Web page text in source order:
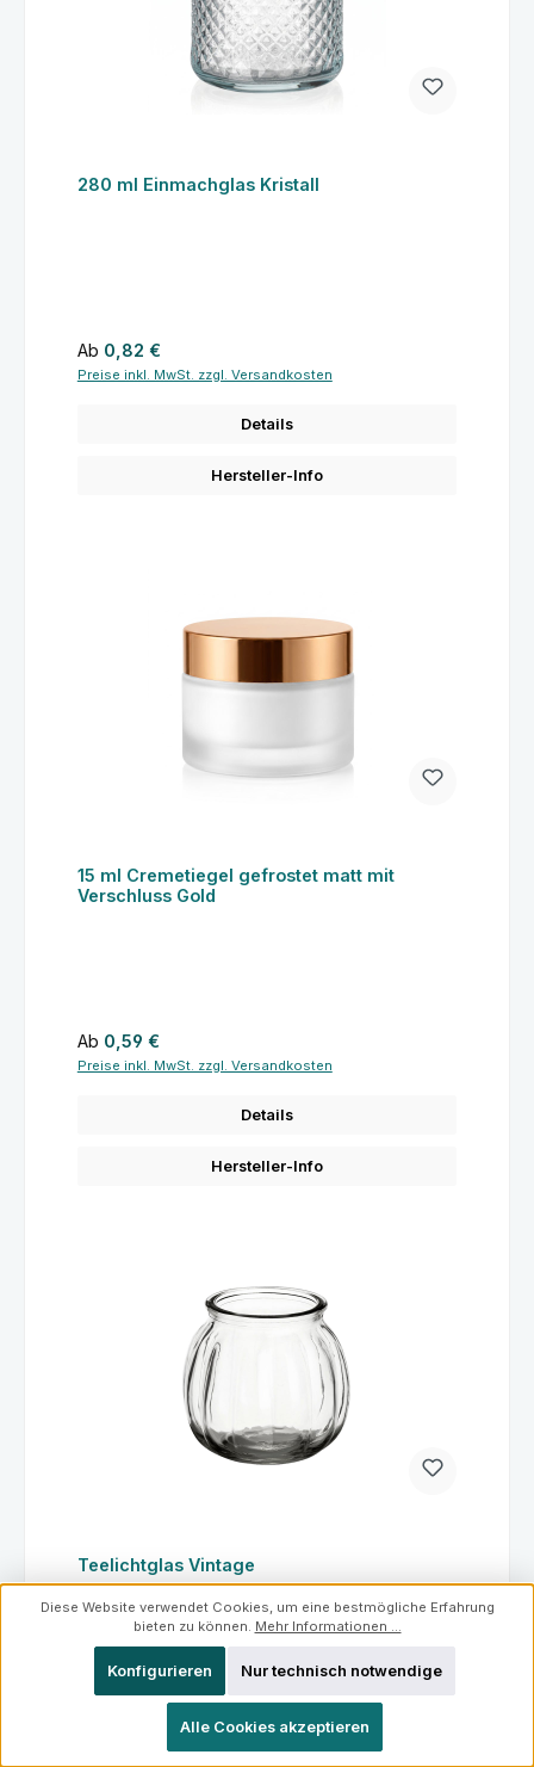
280 ml Einmachglas Kristall
Regulärer Preis:
Ab 0,82 €
Preise inkl. MwSt. zzgl. Versandkosten
Details
Hersteller-Info
15 ml Cremetiegel gefrostet matt mit
Verschluss Gold
Regulärer Preis:
Ab 0,59 €
Preise inkl. MwSt. zzgl. Versandkosten
Details
Hersteller-Info
Teelichtglas Vintage
Regulärer Preis:
Preise inkl. MwSt. zzgl. Versandkosten
Diese Website verwendet Cookies, um eine bestmögliche Erfahrung
bieten zu können. Mehr Informationen ...
Nur technisch notwendige
Konfigurieren
Alle Cookies akzeptieren